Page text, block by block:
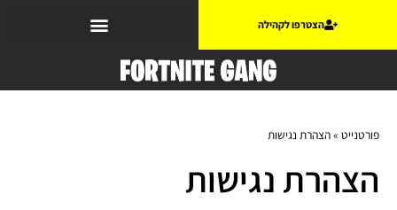
הצטרפו לקהילה
פורטנייט »הצהרת נגישות
הצהרת נגישות